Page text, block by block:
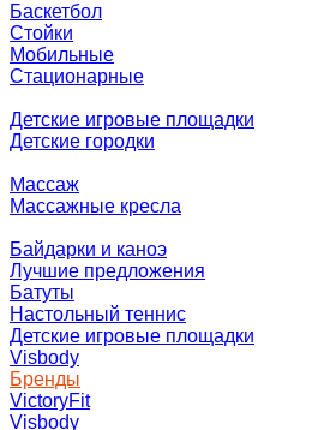
Баскетбол
Стойки
Мобильные
Стационарные
Детские игровые площадки
Детские городки
Массаж
Массажные кресла
Байдарки и каноэ
Лучшие предложения
Батуты
Настольный теннис
Детские игровые площадки
Visbody
Бренды
VictoryFit
Visbody